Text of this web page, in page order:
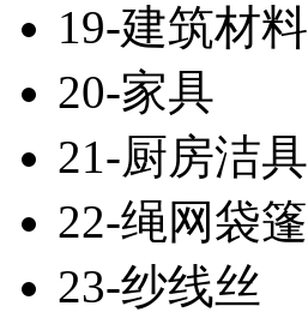
19-建筑材料
20-家具
21-厨房洁具
22-绳网袋篷
23-纱线丝